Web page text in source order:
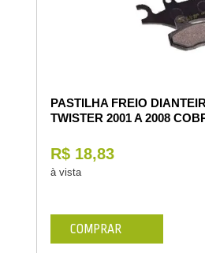
PASTILHA FREIO
TWISTER 2001 A 2008
R$ 18,83
à vista
COMPRAR